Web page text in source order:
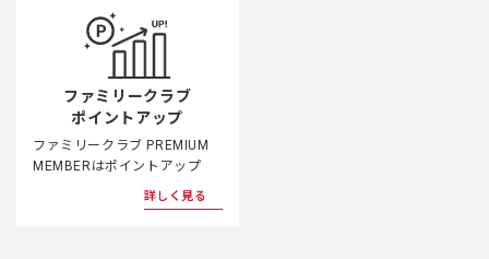
ファミリークラブ
ポイントアップ
ファミリークラブ PREMIUM
MEMBERはポイントアップ
詳しく見る